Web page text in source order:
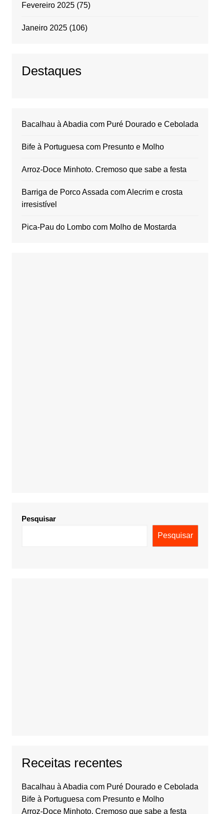
Fevereiro 2025(75)
Janeiro 2025(106)
Destaques
Bacalhau à Abadia com Puré Dourado e Cebolada
Bife à Portuguesa com Presunto e Molho
Arroz-Doce Minhoto. Cremoso que sabe a festa
Barriga de Porco Assada com Alecrim e crosta
irresistível
Pica-Pau do Lombo com Molho de Mostarda
Pesquisar
Pesquisar
Receitas recentes
Bacalhau à Abadia com Puré Dourado e Cebolada
Bife à Portuguesa com Presunto e Molho
Arroz-Doce Minhoto. Cremoso que sabe a festa